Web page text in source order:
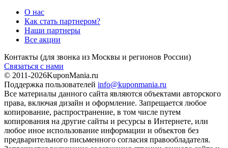
О нас
Как стать партнером?
Наши партнеры
Все акции
Контакты (для звонка из Москвы и регионов России)
Связаться с нами
© 2011-2026KuponMania.ru
Поддержка пользователей info@kuponmania.ru
Все материалы данного сайта являются объектами авторского
права, включая дизайн и оформление. Запрещается любое
копирование, распространение, в том числе путем
копирования на другие сайты и ресурсы в Интернете, или
любое иное использование информации и объектов без
предварительного письменного согласия правообладателя.